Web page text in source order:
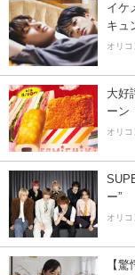
イケ
キュ
オリ
大好
ーン
オリ
ー”
オリ
【